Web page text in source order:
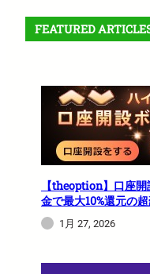
FEATURED
【theoption】口座
金で最大10%還元の
1月 27, 2026